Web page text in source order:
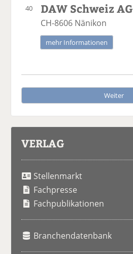
40 DAW Schweiz AG
CH-8606 Nänikon
mehr Informationen
Weiter
VERLAG
Stellenmarkt
Fachpresse
Fachpublikationen
Branchendatenbank